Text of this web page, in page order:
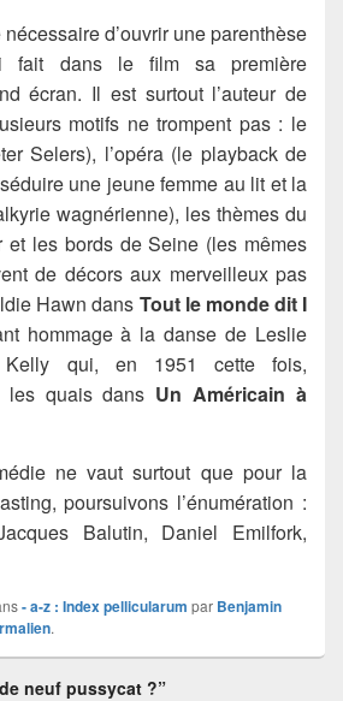
d’ouvrir une parenthèse
fait dans le film sa première
écran. Il est surtout l’auteur de
motifs ne trompent pas : le
Selers), l’opéra (le playback de
une jeune femme au lit et la
wagnérienne), les thèmes du
et les bords de Seine (les mêmes
de décors aux merveilleux pas
Hawn dans Tout le monde dit I
hommage à la danse de Leslie
qui, en 1951 cette fois,
les quais dans Un Américain à
ne vaut surtout que pour la
poursuivons l’énumération :
Balutin, Daniel Emilfork,
- a-z : Index pellicularum par Benjamin
.
neuf pussycat ?”